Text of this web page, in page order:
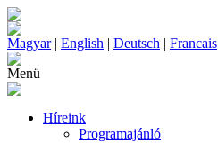
Magyar| English | Deutsch | Francais
Menü
Híreink
Programajánló